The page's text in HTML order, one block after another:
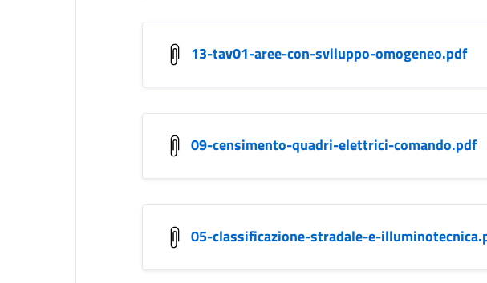
13-tav01-aree-con-sviluppo-omogeneo.pdf
09-censimento-quadri-elettrici-comando.pdf
05-classificazione-stradale-e-